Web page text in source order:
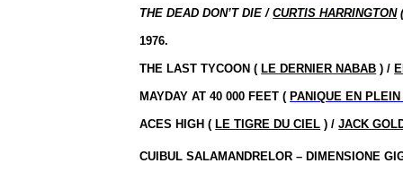
THE DEAD DON’T DIE /CURTIS HARRINGTON
1976.
THE LAST TYCOON ( LE DERNIER NABAB ) /
MAYDAY AT 40 000 FEET ( PANIQUE EN
ACES HIGH ( LE TIGRE DU CIEL ) /JACK
CUIBUL SALAMANDRELOR – DIMENSIONE